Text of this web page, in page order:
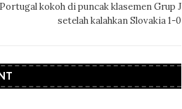
kokoh di puncak klasemen Grup J
setelah kalahkan Slovakia 1-0